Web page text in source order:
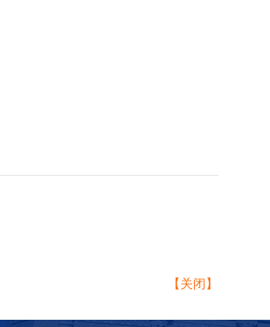
【关闭】